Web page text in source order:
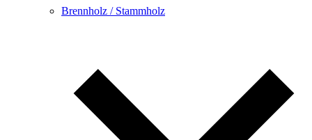
Brennholz / Stammholz